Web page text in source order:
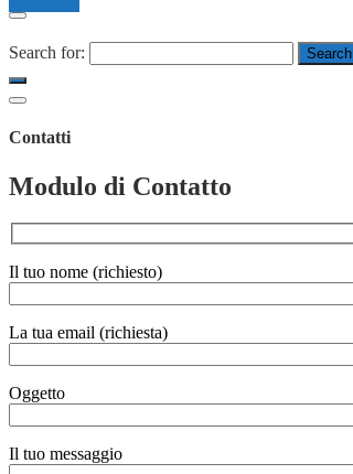
Search for:
Contatti
Modulo di Contatto
Il tuo nome (richiesto)
La tua email (richiesta)
Oggetto
Il tuo messaggio